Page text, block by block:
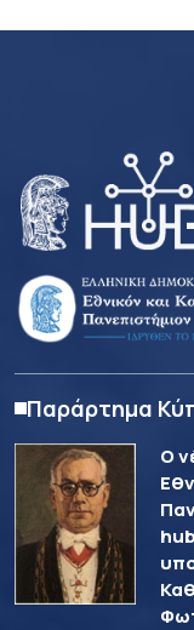
Παράρτημα
Ο